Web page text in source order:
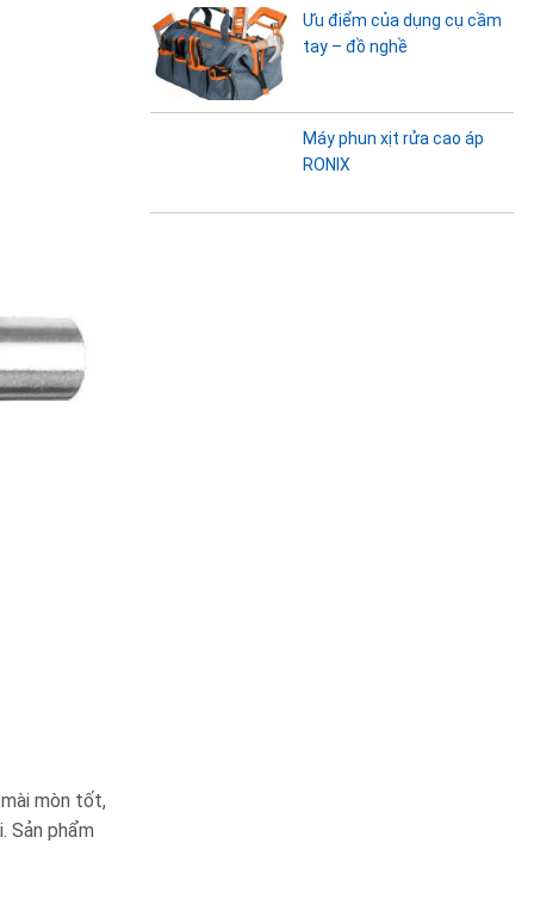
mòn tốt,
Sản phẩm
Ưu điểm của dụng cụ cầm
tay – đồ nghề
Máy phun xịt rửa cao áp
RONIX